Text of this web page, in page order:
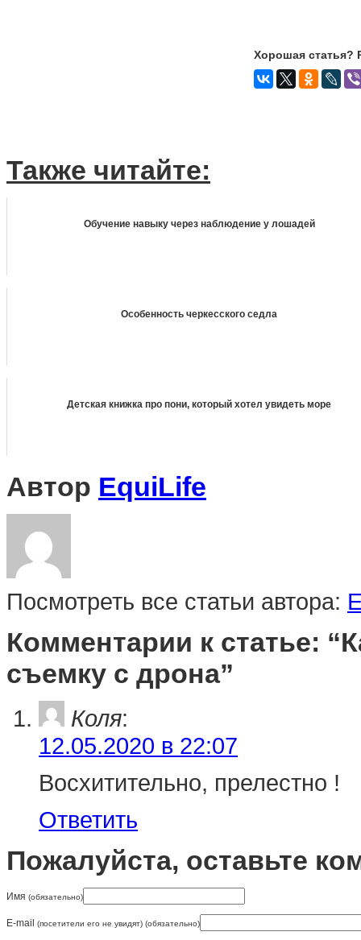
Хорошая статья?
Также читайте:
Обучение навыку через наблюдение у лошадей
Особенность черкесского седла
Детская книжка про пони, который хотел увидеть море
Автор EquiLife
Посмотреть все статьи автора:
Комментарии к статье:
съемку с дрона”
Коля:
12.05.2020 в 22:07
Восхитительно, прелестно !
Ответить
Пожалуйста, оставьте
Имя (обязательно)
E-mail (посетители его не увидят) (обязательно)